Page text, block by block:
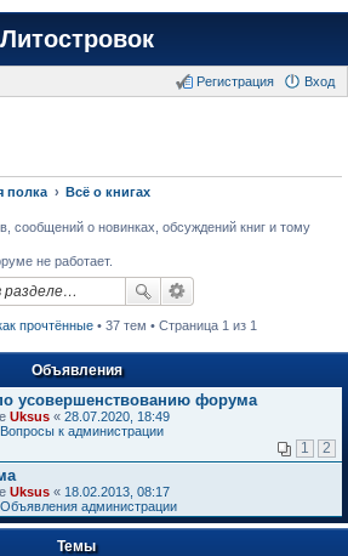
Литостровок
Вход
Регистрация
полка Всё о книгах
сообщений о новинках, обсуждений книг и тому
не работает.
прочтённые • 37 тем • Страница 1 из 1
Объявления
усовершенствованию форума
Uksus « 28.07.2020, 18:49
Вопросы к администрации
1 2
Uksus « 18.02.2013, 08:17
Объявления администрации
Темы